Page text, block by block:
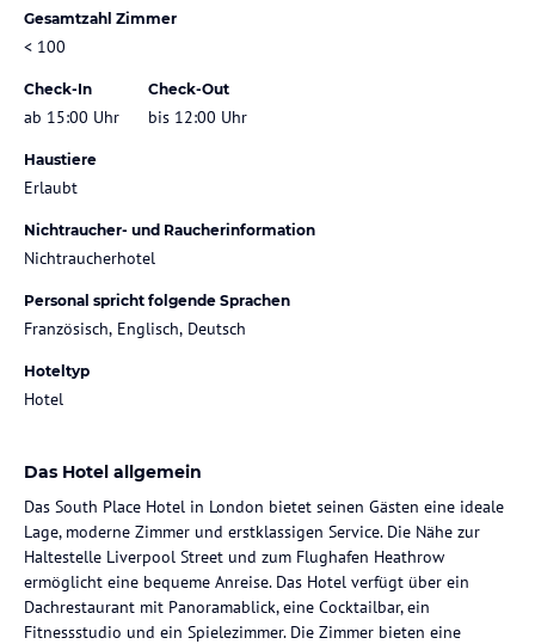
Gesamtzahl Zimmer
< 100
Check-In
ab 15:00 Uhr
Check-Out
bis 12:00 Uhr
Haustiere
Erlaubt
Nichtraucher- und Raucherinformation
Nichtraucherhotel
Personal spricht folgende Sprachen
Französisch, Englisch, Deutsch
Hoteltyp
Hotel
Das Hotel allgemein
Das South Place Hotel in London bietet seinen Gästen eine ideale
Lage, moderne Zimmer und erstklassigen Service. Die Nähe zur
Haltestelle Liverpool Street und zum Flughafen Heathrow
ermöglicht eine bequeme Anreise. Das Hotel verfügt über ein
Dachrestaurant mit Panoramablick, eine Cocktailbar, ein
Fitnessstudio und ein Spielezimmer. Die Zimmer bieten eine